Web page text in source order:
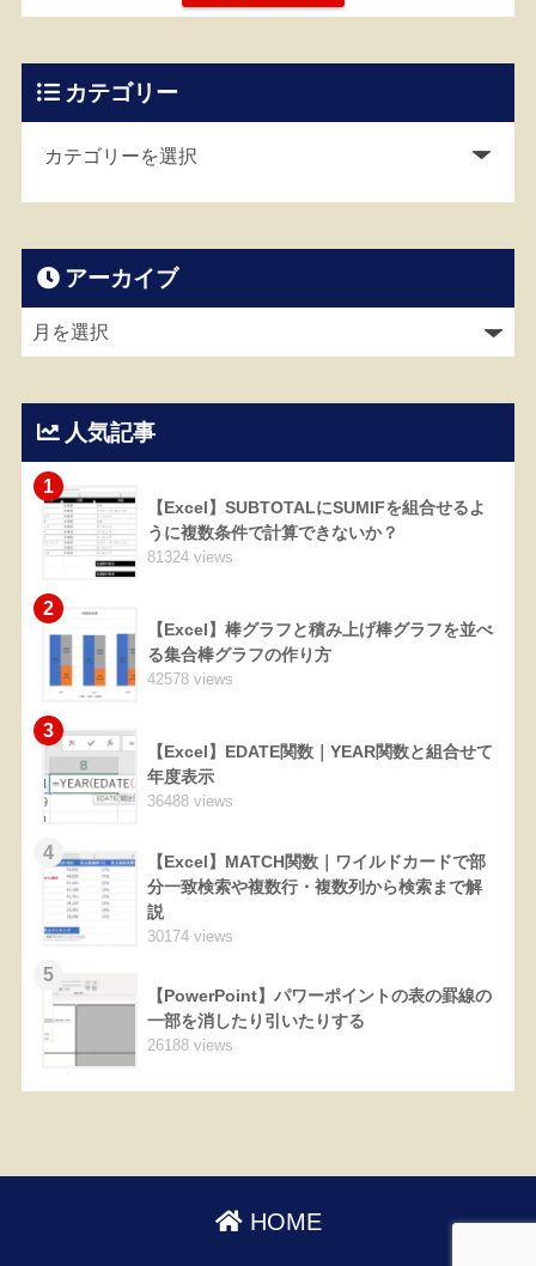
カテゴリー
アーカイブ
人気記事
1
【Excel】SUBTOTALにSUMIFを組合せるよ
うに複数条件で計算できないか？
81324 views
2
【Excel】棒グラフと積み上げ棒グラフを並べ
る集合棒グラフの作り方
42578 views
3
【Excel】EDATE関数｜YEAR関数と組合せて
年度表示
36488 views
4
【Excel】MATCH関数｜ワイルドカードで部
分一致検索や複数行・複数列から検索まで解
説
30174 views
5
【PowerPoint】パワーポイントの表の罫線の
一部を消したり引いたりする
26188 views
HOME